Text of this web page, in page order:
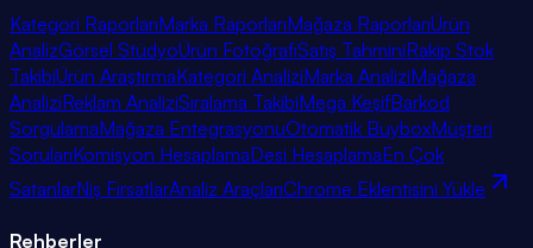
Kategori RaporlarıMarka RaporlarıMağaza RaporlarıÜrün
AnalizGörsel StüdyoÜrün FotoğrafıSatış TahminiRakip Stok
TakibiÜrün AraştırmaKategori AnaliziMarka AnaliziMağaza
AnaliziReklam AnaliziSıralama TakibiMega KeşifBarkod
SorgulamaMağaza EntegrasyonuOtomatik BuyboxMüşteri
SorularıKomisyon HesaplamaDesi HesaplamaEn Çok
SatanlarNiş FırsatlarAnaliz AraçlarıChrome Eklentisini Yükle
Rehberler